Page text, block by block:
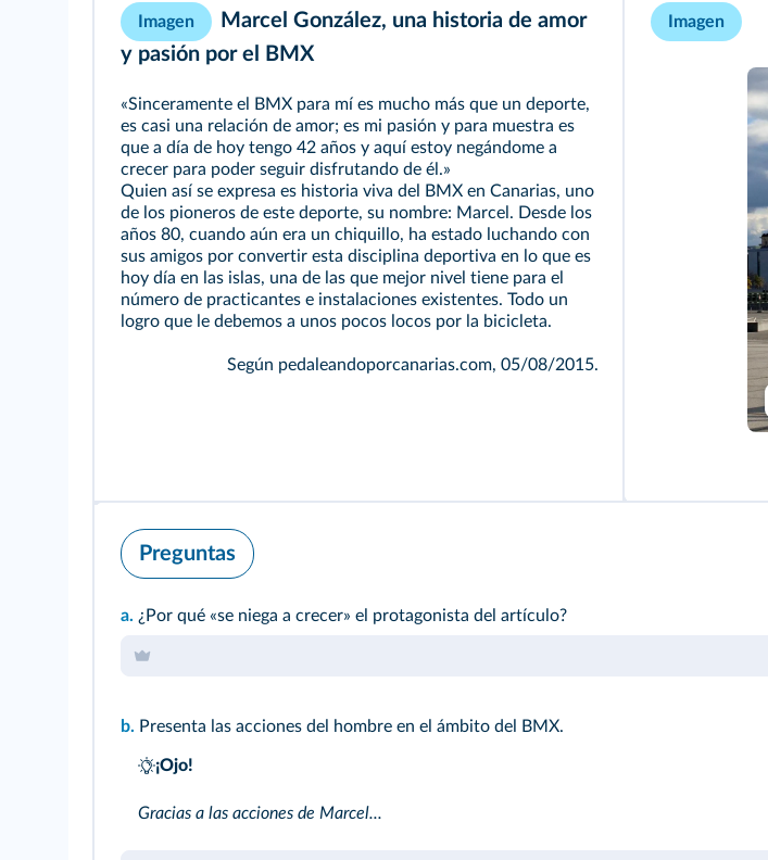
Imagen
Marcel González, una historia de amor
y pasión por el BMX
«Sinceramente el BMX para mí es mucho más que un deporte,
es casi una relación de amor; es mi pasión y para muestra es
que a día de hoy tengo 42 años y aquí estoy negándome a
crecer para poder seguir disfrutando de él.»
Quien así se expresa es historia viva del BMX en Canarias, uno
de los pioneros de este deporte, su nombre: Marcel. Desde los
años 80, cuando aún era un chiquillo, ha estado luchando con
sus amigos por convertir esta disciplina deportiva en lo que es
hoy día en las islas, una de las que mejor nivel tiene para el
número de practicantes e instalaciones existentes. Todo un
logro que le debemos a unos pocos locos por la bicicleta.
Según pedaleandoporcanarias.com, 05/08/2015.
Imagen
Preguntas
a. ¿Por qué «se niega a crecer» el protagonista del artículo?
b. Presenta las acciones del hombre en el ámbito del BMX.
¡Ojo!
Gracias a las acciones de Marcel...